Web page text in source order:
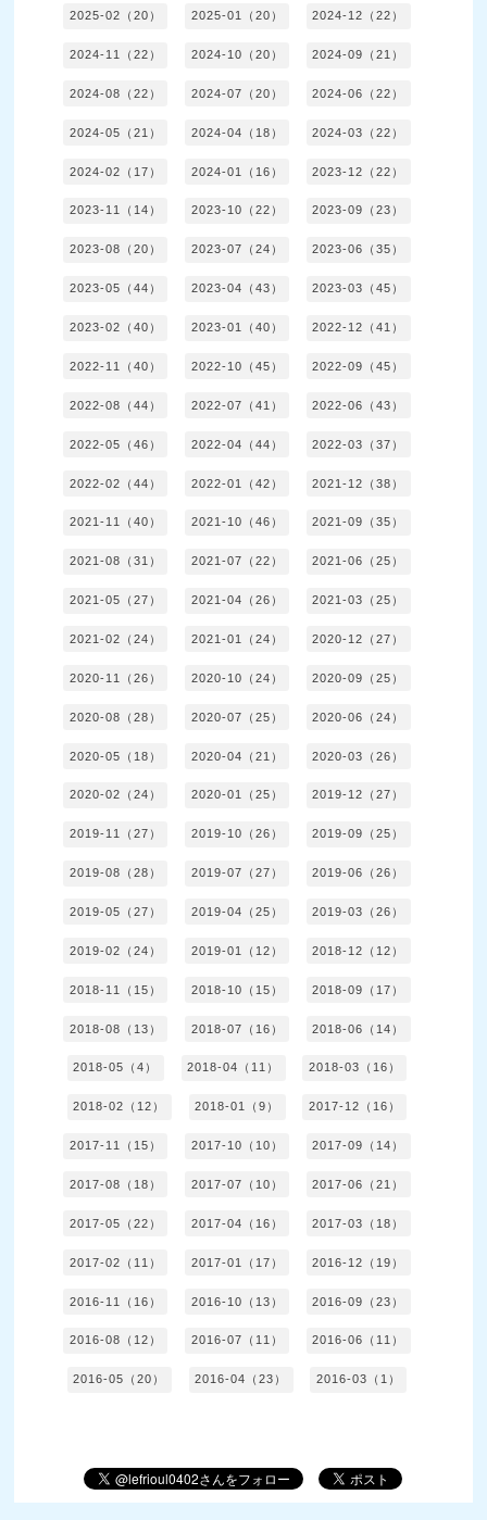
2025-02（20） 2025-01（20） 2024-12（22）
2024-11（22） 2024-10（20） 2024-09（21）
2024-08（22） 2024-07（20） 2024-06（22）
2024-05（21） 2024-04（18） 2024-03（22）
2024-02（17） 2024-01（16） 2023-12（22）
2023-11（14） 2023-10（22） 2023-09（23）
2023-08（20） 2023-07（24） 2023-06（35）
2023-05（44） 2023-04（43） 2023-03（45）
2023-02（40） 2023-01（40） 2022-12（41）
2022-11（40） 2022-10（45） 2022-09（45）
2022-08（44） 2022-07（41） 2022-06（43）
2022-05（46） 2022-04（44） 2022-03（37）
2022-02（44） 2022-01（42） 2021-12（38）
2021-11（40） 2021-10（46） 2021-09（35）
2021-08（31） 2021-07（22） 2021-06（25）
2021-05（27） 2021-04（26） 2021-03（25）
2021-02（24） 2021-01（24） 2020-12（27）
2020-11（26） 2020-10（24） 2020-09（25）
2020-08（28） 2020-07（25） 2020-06（24）
2020-05（18） 2020-04（21） 2020-03（26）
2020-02（24） 2020-01（25） 2019-12（27）
2019-11（27） 2019-10（26） 2019-09（25）
2019-08（28） 2019-07（27） 2019-06（26）
2019-05（27） 2019-04（25） 2019-03（26）
2019-02（24） 2019-01（12） 2018-12（12）
2018-11（15） 2018-10（15） 2018-09（17）
2018-08（13） 2018-07（16） 2018-06（14）
2018-05（4） 2018-04（11） 2018-03（16）
2018-02（12） 2018-01（9） 2017-12（16）
2017-11（15） 2017-10（10） 2017-09（14）
2017-08（18） 2017-07（10） 2017-06（21）
2017-05（22） 2017-04（16） 2017-03（18）
2017-02（11） 2017-01（17） 2016-12（19）
2016-11（16） 2016-10（13） 2016-09（23）
2016-08（12） 2016-07（11） 2016-06（11）
2016-05（20） 2016-04（23） 2016-03（1）